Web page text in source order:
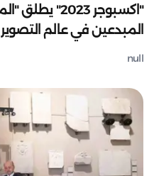
المبدعين في عالم التصوير
null